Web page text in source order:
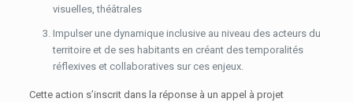
visuelles, théâtrales
Impulser une dynamique inclusive au niveau des acteurs du
territoire et de ses habitants en créant des temporalités
réflexives et collaboratives sur ces enjeux.
Cette action s’inscrit dans la réponse à un appel à projet